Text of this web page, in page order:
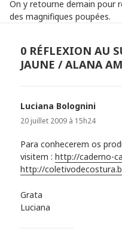
On y retourne demain pour
des magnifiques poupées.
0 RÉFLEXION AU
JAUNE / ALANA
Luciana Bolognini
20 juillet 2009 à 15h24
Para conhecerem os
visitem :http://caderno-
http://
Grata
Luciana